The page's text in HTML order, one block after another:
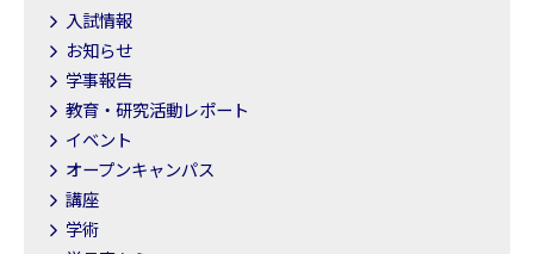
入試情報
お知らせ
学事報告
教育・研究活動レポート
イベント
オープンキャンパス
講座
学術